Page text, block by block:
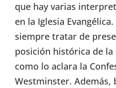
que hay varias
en la Iglesia
siempre tratar de
posición histórica de la
como lo aclara la
Westminster. Además,